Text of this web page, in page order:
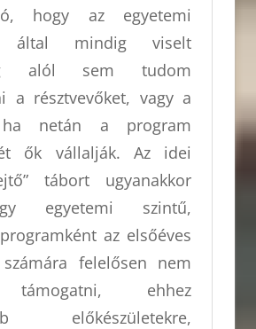
hogy az egyetemi
által mindig viselt
alól sem tudom
a résztvevőket, vagy a
ha netán a program
ők vállalják. Az idei
tábort ugyanakkor
egyetemi szintű,
az elsőéves
felelősen nem
ehhez
előkészületekre,